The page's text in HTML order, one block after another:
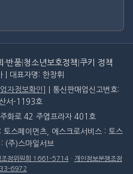
·반품 청소년보호정책 쿠키 정책
| 대표자명: 한창휘
업자정보확인]
| 통신판매업신고번호:
서-1193호
화로 42 주엽프라자 401호
스페이먼츠, 에스크로서비스 : 토스
(주)스마일서브
조정위원회 1661-5714 · 개인정보분쟁조정
6972